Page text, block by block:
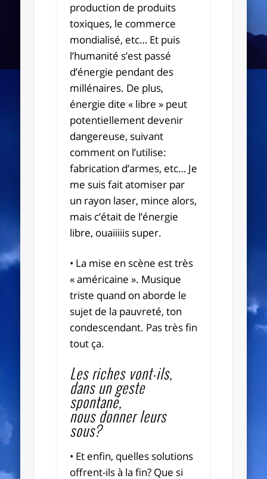
production de produits
toxiques, le commerce
mondialisé, etc… Et puis
l’humanité s’est passé
d’énergie pendant des
millénaires. De plus,
énergie dite « libre » peut
potentiellement devenir
dangereuse, suivant
comment on l’utilise:
fabrication d’armes, etc… Je
me suis fait atomiser par
un rayon laser, mince alors,
mais c’était de l’énergie
libre, ouaiiiiis super.
• La mise en scène est très
« américaine ». Musique
triste quand on aborde le
sujet de la pauvreté, ton
condescendant. Pas très fin
tout ça.
Les riches vont-ils,
dans un geste
spontané,
nous donner leurs
sous?
• Et enfin, quelles solutions
offrent-ils à la fin? Que si